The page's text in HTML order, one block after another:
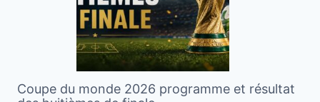
Coupe du monde 2026 programme et résultat